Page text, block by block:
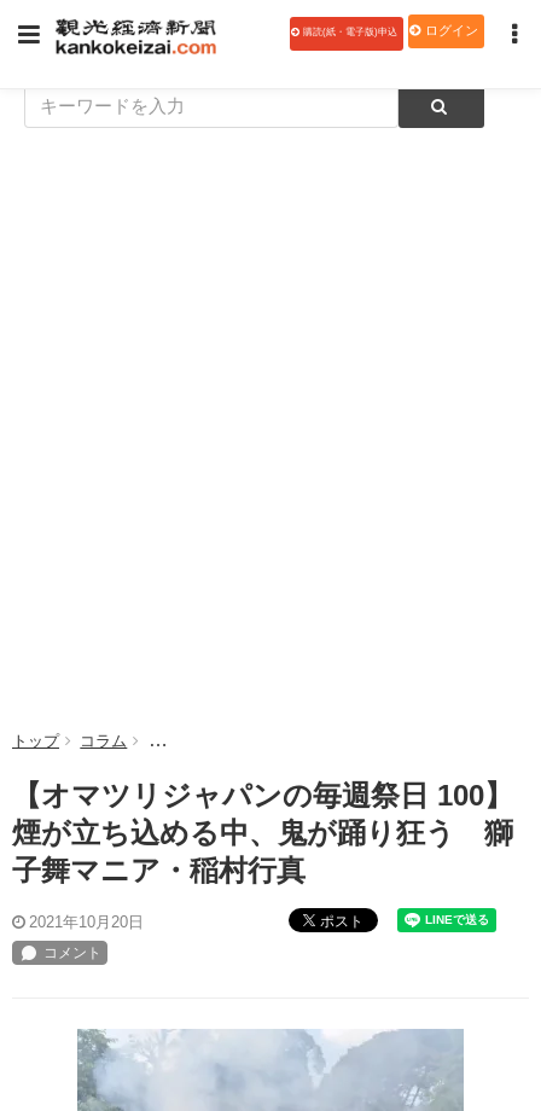
購読(紙・電子版)申込 ログイン
トップ コラム 【オマツリジャパンの毎週祭日 100】煙が立ち込め
【オマツリジャパンの毎週祭日 100】
煙が立ち込める中、鬼が踊り狂う 獅
子舞マニア・稲村行真
2021年10月20日 ポスト